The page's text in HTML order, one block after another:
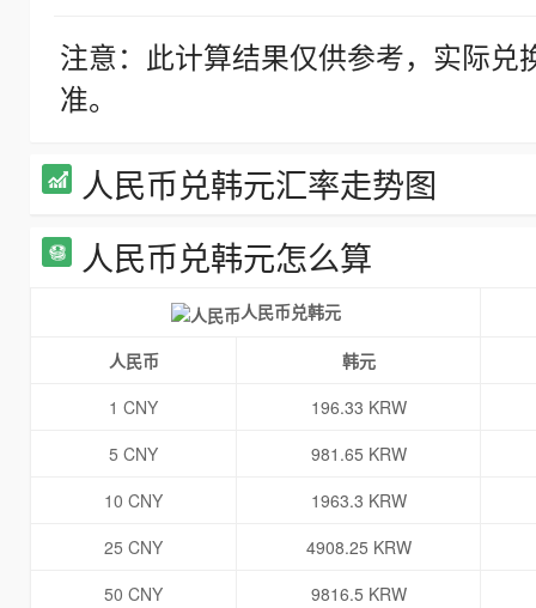
注意：此计算结果仅供参考，实际
准。
人民币兑韩元汇率走势图
人民币兑韩元怎么算
人民币兑韩元
人民币
韩元
1 CNY
196.33 KRW
5 CNY
981.65 KRW
10 CNY
1963.3 KRW
25 CNY
4908.25 KRW
50 CNY
9816.5 KRW